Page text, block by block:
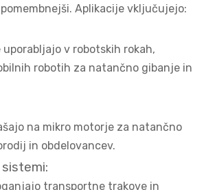
Aplikacije vključujejo:
v robotskih rokah,
robotih za natančno gibanje in
na mikro motorje za natančno
in obdelovancev.
transportne trakove in